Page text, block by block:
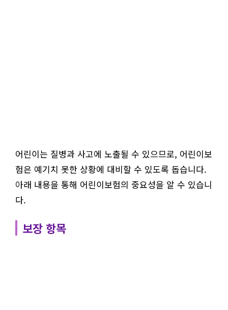
어린이는 질병과 사고에 노출될 수 있으므로, 어린이보
험은 예기치 못한 상황에 대비할 수 있도록 돕습니다.
아래 내용을 통해 어린이보험의 중요성을 알 수 있습니
다.
보장 항목